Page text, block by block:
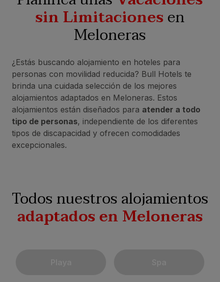
sin Limitacionesen
Meloneras
¿Estás buscando alojamiento en hoteles para
personas con movilidad reducida? Bull Hotels te
brinda una cuidada selección de los mejores
alojamientos adaptados en Meloneras. Estos
alojamientos están diseñados para atender a todo
tipo de personas, independiente de los diferentes
tipos de discapacidad y ofrecen comodidades
excepcionales.
Todos nuestros alojamientos
adaptados en Meloneras